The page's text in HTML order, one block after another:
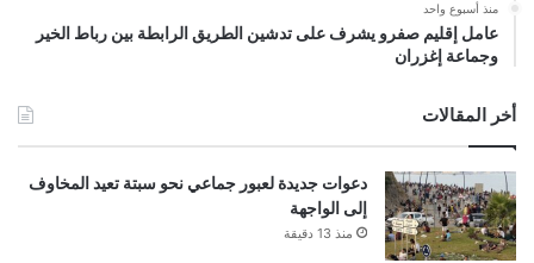
منذ أسبوع واحد
عامل إقليم صفرو يشرف على تدشين الطريق الرابطة بين رباط الخير
وجماعة إغزران
أخر المقالات
دعوات جديدة لعبور جماعي نحو سبتة تعيد المخاوف
إلى الواجهة
منذ 13 دقيقة